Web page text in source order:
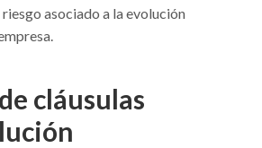
asociado a la evolución
cláusulas